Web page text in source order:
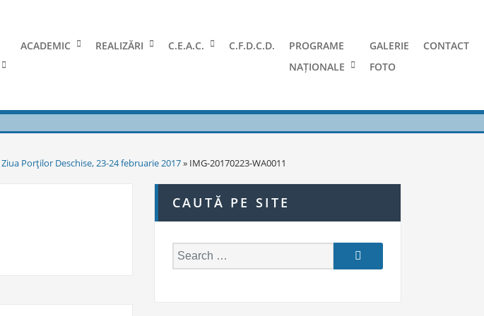
ACADEMIC REALIZĂRI C.E.A.C. C.F.D.C.D.
PROGRAME
NAȚIONALE
GALERIE
FOTO
CONTACT
Ziua Porţilor Deschise, 23-24 februarie 2017» IMG-20170223-WA0011
CAUTĂ PE SITE
e